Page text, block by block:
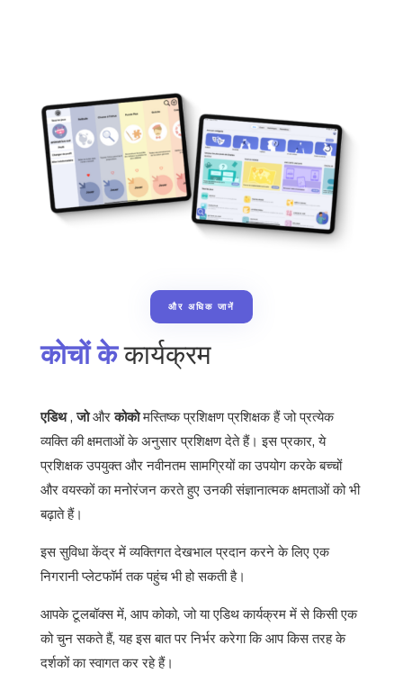
और अधिक जानें
कोचों केकार्यक्रम
एडिथ,जोऔरकोकोमस्तिष्क प्रशिक्षण प्रशिक्षक हैं जो प्रत्येक
व्यक्ति की क्षमताओं के अनुसार प्रशिक्षण देते हैं। इस प्रकार, ये
प्रशिक्षक उपयुक्त और नवीनतम सामग्रियों का उपयोग करके बच्चों
और वयस्कों का मनोरंजन करते हुए उनकी संज्ञानात्मक क्षमताओं को भी
बढ़ाते हैं।
इस सुविधा केंद्र में व्यक्तिगत देखभाल प्रदान करने के लिए एक
निगरानी प्लेटफॉर्म तक पहुंच भी हो सकती है।
आपके टूलबॉक्स में, आप कोको, जो या एडिथ कार्यक्रम में से किसी एक
को चुन सकते हैं, यह इस बात पर निर्भर करेगा कि आप किस तरह के
दर्शकों का स्वागत कर रहे हैं।